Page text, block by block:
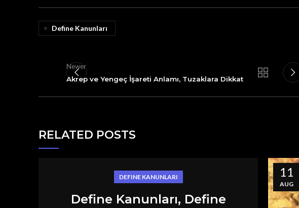
Define Kanunları
Newer
Akrep ve Yengeç İşareti Anlamı, Tuzaklara Dikkat
RELATED POSTS
DEFINE KANUNLARI
Define Kanunları, Define
11
AUG